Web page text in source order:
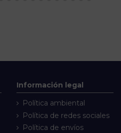
Información legal
Política ambiental
Política de redes sociales
Política de envíos